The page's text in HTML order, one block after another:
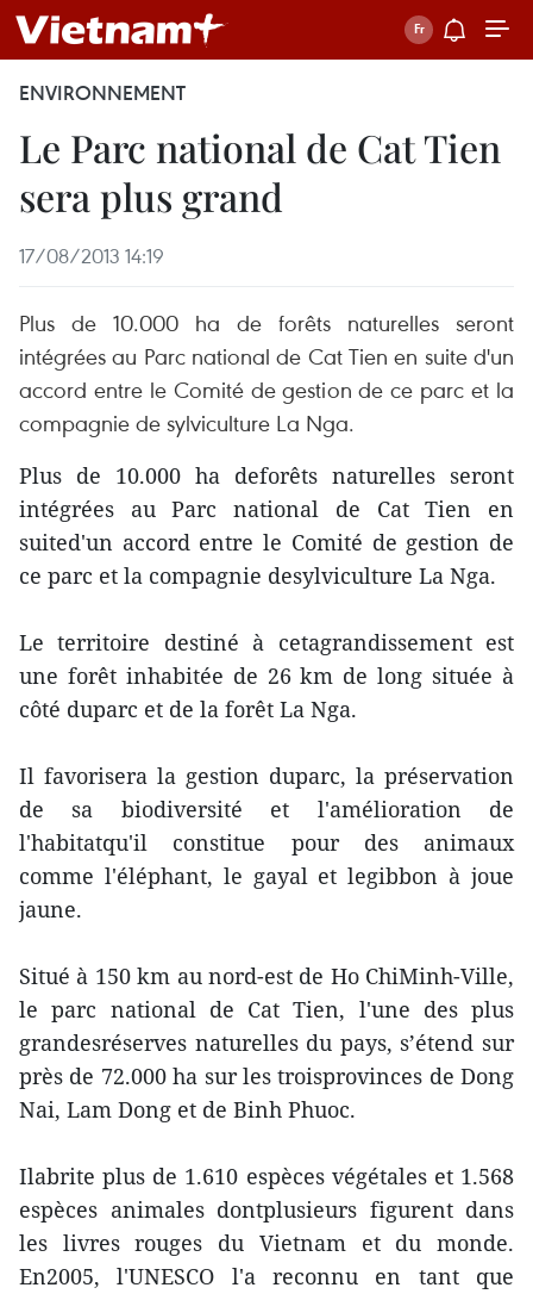
ENVIRONNEMENT
Le Parc national de Cat Tien
sera plus grand
17/08/2013 14:19
Plus de 10.000 ha de forêts naturelles seront
intégrées au Parc national de Cat Tien en suite d'un
accord entre le Comité de gestion de ce parc et la
compagnie de sylviculture La Nga.
Plus de 10.000 ha deforêts naturelles seront
intégrées au Parc national de Cat Tien en
suited'un accord entre le Comité de gestion de
ce parc et la compagnie desylviculture La Nga.
Le territoire destiné à cetagrandissement est
une forêt inhabitée de 26 km de long située à
côté duparc et de la forêt La Nga.
Il favorisera la gestion duparc, la préservation
de sa biodiversité et l'amélioration de
l'habitatqu'il constitue pour des animaux
comme l'éléphant, le gayal et legibbon à joue
jaune.
Situé à 150 km au nord-est de Ho ChiMinh-Ville,
le parc national de Cat Tien, l'une des plus
grandesréserves naturelles du pays, s’étend sur
près de 72.000 ha sur les troisprovinces de Dong
Nai, Lam Dong et de Binh Phuoc.
Ilabrite plus de 1.610 espèces végétales et 1.568
espèces animales dontplusieurs figurent dans
les livres rouges du Vietnam et du monde.
En2005, l'UNESCO l'a reconnu en tant que